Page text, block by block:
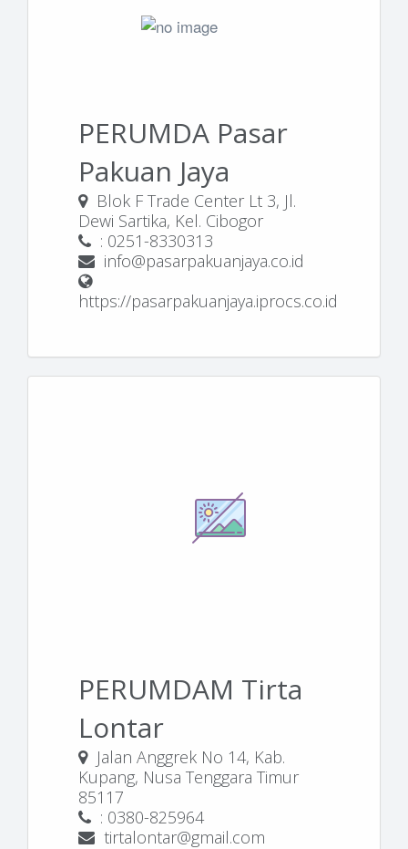
PERUMDA Pasar
Pakuan Jaya
Blok F Trade Center Lt 3, Jl.
Dewi Sartika, Kel. Cibogor
: 0251-8330313
info@pasarpakuanjaya.co.id
https://pasarpakuanjaya.iprocs.co.id
PERUMDAM Tirta
Lontar
Jalan Anggrek No 14, Kab.
Kupang, Nusa Tenggara Timur
85117
: 0380-825964
tirtalontar@gmail.com